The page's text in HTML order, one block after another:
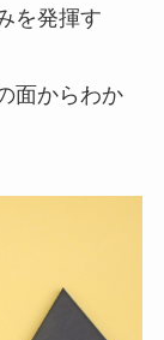
を発揮す
面からわか